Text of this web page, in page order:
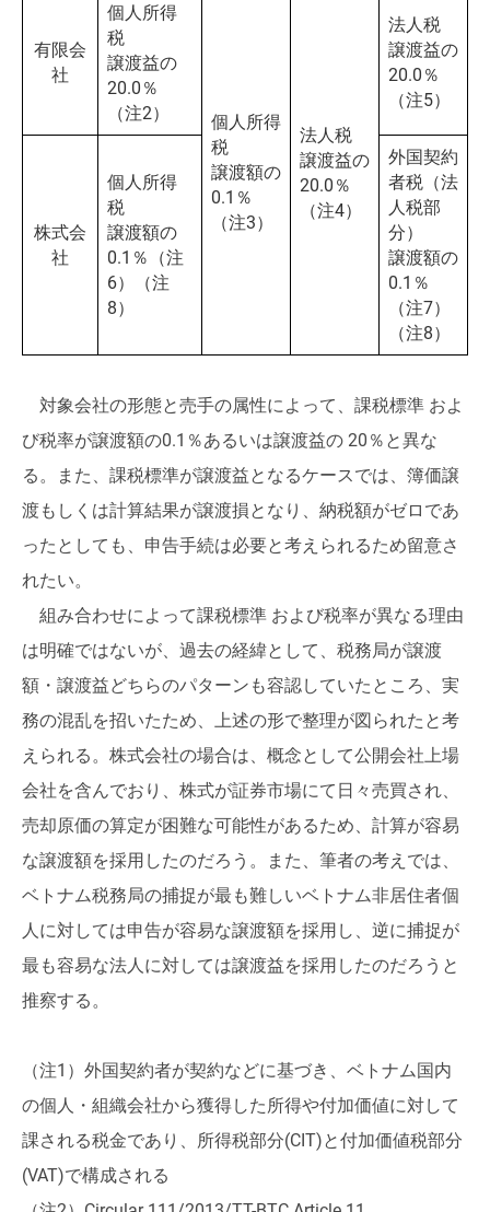
有限会
社
個人所得
税
譲渡益の
20.0％
（注2）
個人所得
税
譲渡額の
0.1％
（注3）
法人税
譲渡益の
20.0％
（注4）
法人税
譲渡益の
20.0％
（注5）
株式会
社
個人所得
税
譲渡額の
0.1％（注
6）（注
8）
外国契約
者税（法
人税部
分）
譲渡額の
0.1％
（注7）
（注8）
対象会社の形態と売手の属性によって、課税標準 およ
び税率が譲渡額の0.1％あるいは譲渡益の 20％と異な
る。また、課税標準が譲渡益となるケースでは、簿価譲
渡もしくは計算結果が譲渡損となり、納税額がゼロであ
ったとしても、申告手続は必要と考えられるため留意さ
れたい。
組み合わせによって課税標準 および税率が異なる理由
は明確ではないが、過去の経緯として、税務局が譲渡
額・譲渡益どちらのパターンも容認していたところ、実
務の混乱を招いたため、上述の形で整理が図られたと考
えられる。株式会社の場合は、概念として公開会社上場
会社を含んでおり、株式が証券市場にて日々売買され、
売却原価の算定が困難な可能性があるため、計算が容易
な譲渡額を採用したのだろう。また、筆者の考えでは、
ベトナム税務局の捕捉が最も難しいベトナム非居住者個
人に対しては申告が容易な譲渡額を採用し、逆に捕捉が
最も容易な法人に対しては譲渡益を採用したのだろうと
推察する。
（注1）外国契約者が契約などに基づき、ベトナム国内
の個人・組織会社から獲得した所得や付加価値に対して
課される税金であり、所得税部分(CIT)と付加価値税部分
(VAT)で構成される